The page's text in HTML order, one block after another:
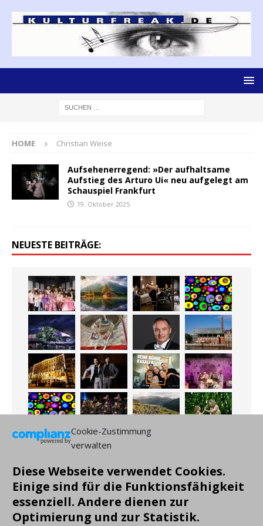
Cookie-Zustimmung
verwalten
Diese Webseite verwendet Cookies.
Einige sind für die Funktionsfähigkeit
essenziell. Andere dienen zur
Optimierung und zur Statistik.
HOME Christian Weise
Aufsehenerregend: »Der aufhaltsame
Aufstieg des Arturo Ui« neu aufgelegt am
Schauspiel Frankfurt
19. Oktober 2025
NEUESTE BEITRÄGE: